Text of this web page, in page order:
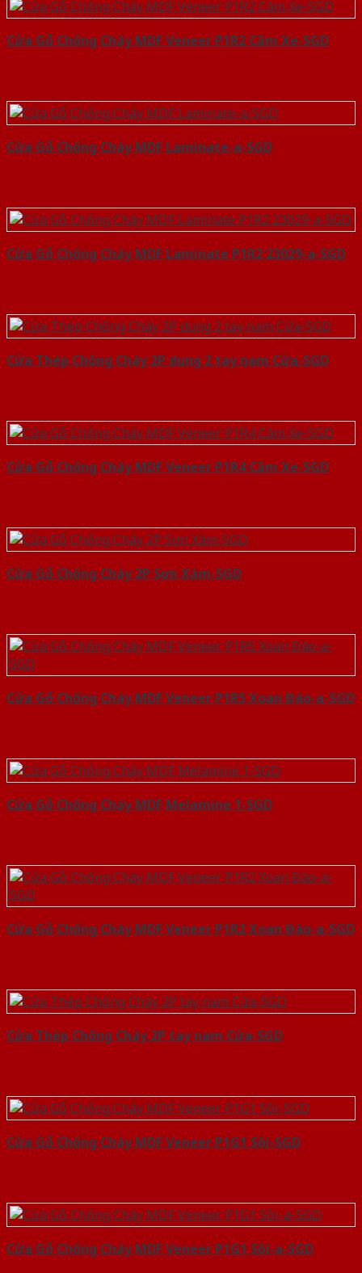
Cửa Gỗ Chống Cháy MDF Veneer P1R2 Căm Xe-SGD
Cửa Gỗ Chống Cháy MDF Laminate-a-SGD
Cửa Gỗ Chống Cháy MDF Laminate P1R2 23029-a-SGD
Cửa Thép Chống Cháy 2P dung 2 tay nam Cửa-SGD
Cửa Gỗ Chống Cháy MDF Veneer P1R4 Căm Xe-SGD
Cửa Gỗ Chống Cháy 2P Sơn Xám-SGD
Cửa Gỗ Chống Cháy MDF Veneer P1R5 Xoan Đào-a-SGD
Cửa Gỗ Chống Cháy MDF Melamine 1-SGD
Cửa Gỗ Chống Cháy MDF Veneer P1R2 Xoan Đào-a-SGD
Cửa Thép Chống Cháy 2P tay nam Cửa-SGD
Cửa Gỗ Chống Cháy MDF Veneer P1G1 Sồi-SGD
Cửa Gỗ Chống Cháy MDF Veneer P1G1 Sồi-a-SGD